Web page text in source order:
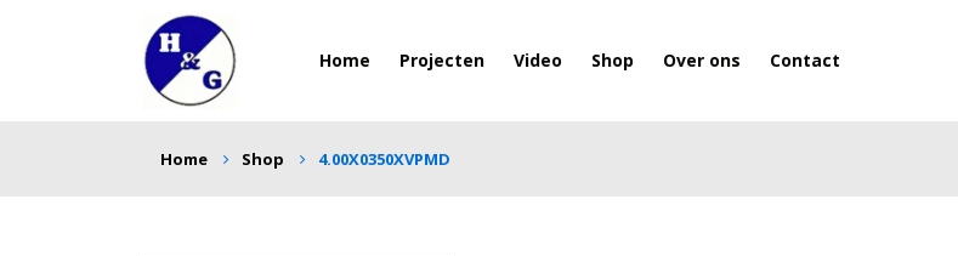
Home Projecten Video Shop Over ons Contact
Home Shop 4.00X0350XVPMD